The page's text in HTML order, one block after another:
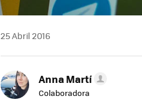
25 Abril 2016
Anna Martí
Colaboradora